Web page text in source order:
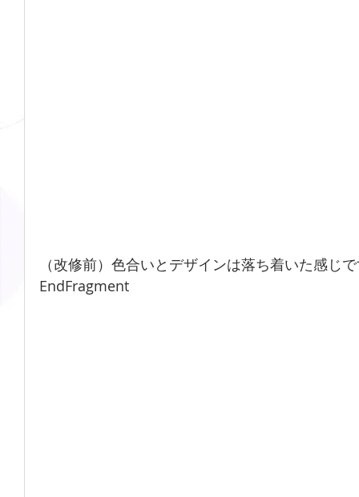
（改修前）色合いとデザインは落ち着いた感じ
EndFragment